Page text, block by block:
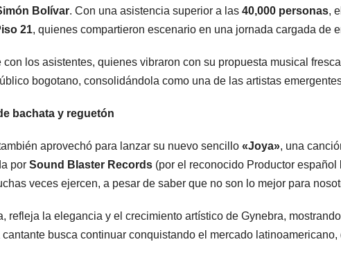
Bolívar. Con una asistencia superior a las 40,000 personas,
21, quienes compartieron escenario en una jornada cargada de
con los asistentes, quienes vibraron con su propuesta musical
bogotano, consolidándola como una de las artistas
bachata y reguetón
aprovechó para lanzar su nuevo sencillo «Joya», una
por Sound Blaster Records (por el reconocido Productor español
veces ejercen, a pesar de saber que no son lo mejor para
refleja la elegancia y el crecimiento artístico de Gynebra,
busca continuar conquistando el mercado